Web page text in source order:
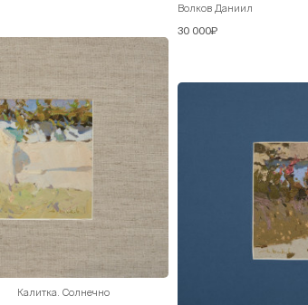
Волков Даниил
30 000₽
Калитка. Солнечно